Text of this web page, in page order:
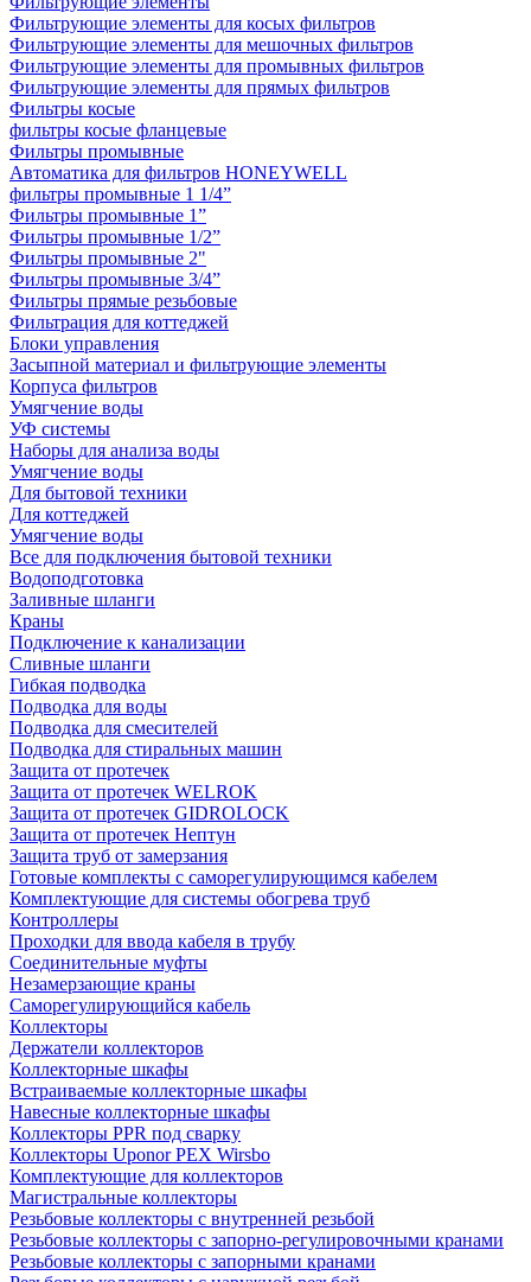
Фильтрующие элементы для косых фильтров
Фильтрующие элементы для мешочных фильтров
Фильтрующие элементы для промывных фильтров
Фильтрующие элементы для прямых фильтров
Фильтры косые
фильтры косые фланцевые
Фильтры промывные
Автоматика для фильтров HONEYWELL
фильтры промывные 1 1/4”
Фильтры промывные 1”
Фильтры промывные 1/2”
Фильтры промывные 2"
Фильтры промывные 3/4”
Фильтры прямые резьбовые
Фильтрация для коттеджей
Блоки управления
Засыпной материал и фильтрующие элементы
Корпуса фильтров
Умягчение воды
УФ системы
Наборы для анализа воды
Умягчение воды
Для бытовой техники
Для коттеджей
Умягчение воды
Все для подключения бытовой техники
Водоподготовка
Заливные шланги
Краны
Подключение к канализации
Сливные шланги
Гибкая подводка
Подводка для воды
Подводка для смесителей
Подводка для стиральных машин
Защита от протечек
Защита от протечек WELROK
Защита от протечек GIDROLOCK
Защита от протечек Нептун
Защита труб от замерзания
Готовые комплекты с саморегулирующимся кабелем
Комплектующие для системы обогрева труб
Контроллеры
Проходки для ввода кабеля в трубу
Соединительные муфты
Незамерзающие краны
Саморегулирующийся кабель
Коллекторы
Держатели коллекторов
Коллекторные шкафы
Встраиваемые коллекторные шкафы
Навесные коллекторные шкафы
Коллекторы PPR под сварку
Коллекторы Uponor PEX Wirsbo
Комплектующие для коллекторов
Магистральные коллекторы
Резьбовые коллекторы с внутренней резьбой
Резьбовые коллекторы с запорно-регулировочными кранами
Резьбовые коллекторы с запорными кранами